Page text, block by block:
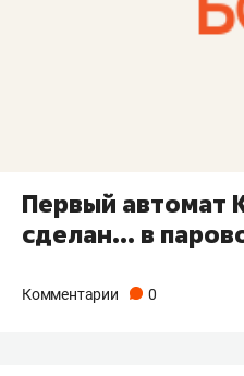
Первый автомат
сделан... в
Комментарии 0